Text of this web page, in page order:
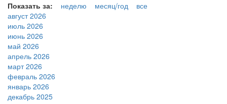
Показать за: неделю месяц/год
все
август 2026
июль 2026
июнь 2026
май 2026
апрель 2026
март 2026
февраль 2026
январь 2026
декабрь 2025